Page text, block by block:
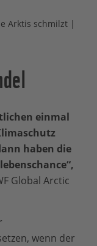
Arktis schmilzt |
einmal
haben die
Global Arctic
wenn der